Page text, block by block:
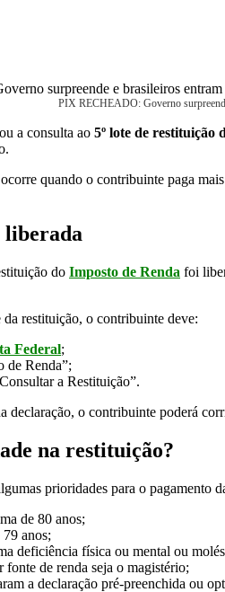
PIX RECHEADO: Governo
a consulta ao 5º lote de restituição
quando o contribuinte paga
liberada
do Imposto de Renda foi
restituição, o contribuinte deve:
Federal;
de Renda”;
a Restituição”.
declaração, o contribuinte poderá
na restituição?
prioridades para o pagamento
de 80 anos;
anos;
deficiência física ou mental ou
de renda seja o magistério;
a declaração pré-preenchida ou